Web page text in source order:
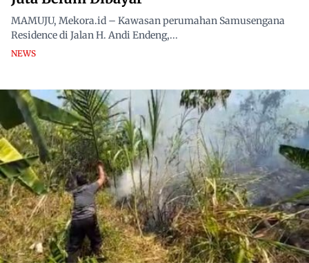
MAMUJU, Mekora.id – Kawasan perumahan Samusengana
Residence di Jalan H. Andi Endeng,...
NEWS